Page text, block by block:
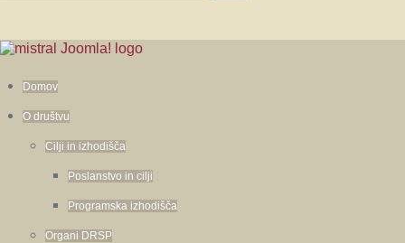
Domov
O društvu
Cilji in izhodišča
Poslanstvo in cilji
Programska izhodišča
Organi DRSP